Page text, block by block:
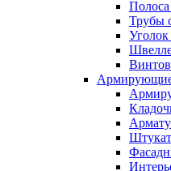
Полоса
Трубы
Уголок
Армирующие